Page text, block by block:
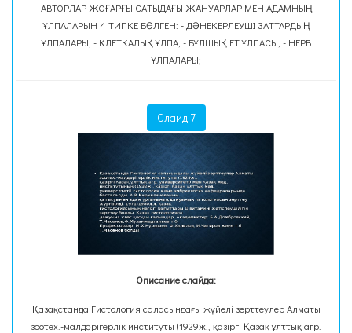
АВТОРЛАР ЖОҒАРҒЫ САТЫДАҒЫ ЖАНУАРЛАР МЕН АДАМНЫҢ
ҰЛПАЛАРЫН 4 ТИПКЕ БӨЛГЕН: - ДӘНЕКЕРЛЕУШІ ЗАТТАРДЫҢ
ҰЛПАЛАРЫ; - КЛЕТКАЛЫҚ ҰЛПА; - БҰЛШЫҚ ЕТ ҰЛПАСЫ; - НЕРВ
ҰЛПАЛАРЫ;
Слайд 7
Описание слайда:
Қазақстанда Гистология саласындағы жүйелі зерттеулер Алматы
зоотех.-малдәрігерлік институты (1929ж., қазіргі Қазақ ұлттық агр.